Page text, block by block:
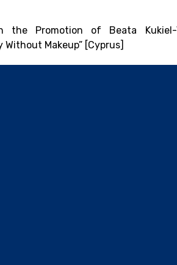
the Promotion of Beata Kukiel-
Without Makeup” [Cyprus]